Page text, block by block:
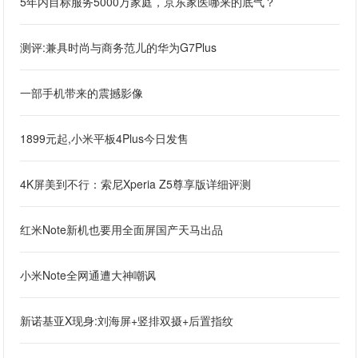
测评:兼具时尚与商务范儿的华为G7Plus
一部手机带来的震撼影像
1899元起,小米平板4Plus今日发售
4K屏美到不行：索尼Xperia Z5尊享版详细评测
红米Note新机也要用全面屏国产天马出品
小米Note全网通遭大神嘲讽
新诺基亚X现身:刘海屏+竖排双摄+后置指纹